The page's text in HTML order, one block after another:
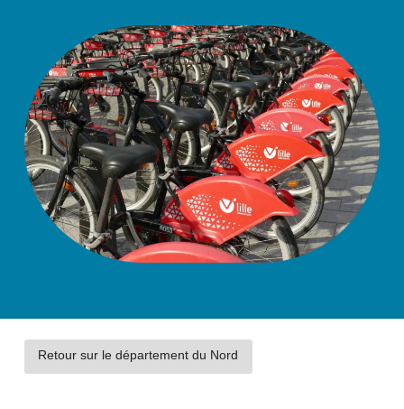
Retour sur le département du Nord